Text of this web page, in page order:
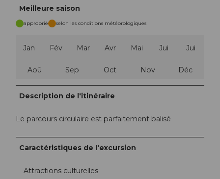
Meilleure saison
approprié selon les conditions météorologiques
Jan Fév Mar Avr Mai Jui Jui
Aoû Sep Oct Nov Déc
Description de l'itinéraire
Le parcours circulaire est parfaitement balisé
Caractéristiques de l'excursion
Attractions culturelles